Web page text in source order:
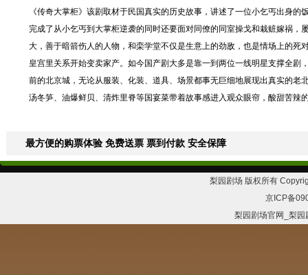
《传奇大掌柜》该剧取材于民国真实的历史故事，讲述了一位小乞丐出身
完成了从小乞丐到大掌柜逆袭的同时还要面对同僚的同室操戈和栽赃嫁祸
大，善于暗箭伤人的人物，和栾学堂不仅是生意上的劲敌，也是情场上的
皇宫里关系开始变卖家产。如今国产剧大多是靠一到两位一线明星支撑全
前的北京城，无论从服装、化装、道具、场景都事无巨细地展现出真实的
汤冬笋、油爆鲜贝、清炸里脊等国宴菜带着故事感进入观众眼帘，酸甜苦辣
最方便的购票体验 免费送票 票到付款 安全保障
梨园剧场 版权所有
京ICP备
梨园剧场官网_梨